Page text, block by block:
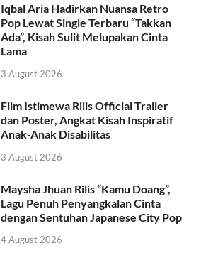
Iqbal Aria Hadirkan Nuansa Retro
Pop Lewat Single Terbaru “Takkan
Ada”, Kisah Sulit Melupakan Cinta
Lama
3 August 2026
Film Istimewa Rilis Official Trailer
dan Poster, Angkat Kisah Inspiratif
Anak-Anak Disabilitas
3 August 2026
Maysha Jhuan Rilis “Kamu Doang”,
Lagu Penuh Penyangkalan Cinta
dengan Sentuhan Japanese City Pop
4 August 2026